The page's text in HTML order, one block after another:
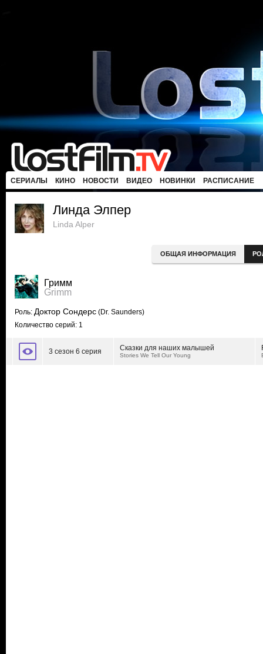
СЕРИАЛЫ КИНО НОВОСТИ ВИДЕО НОВИНКИ РАСПИСАНИЕ
Линда Элпер
Linda Alper
ОБЩАЯ ИНФОРМАЦИЯ
Гримм
Grimm
Роль: Доктор Сондерс (Dr. Saunders)
Количество серий: 1
3 сезон 6 серия Сказки для наших малышей
Stories We Tell Our Young